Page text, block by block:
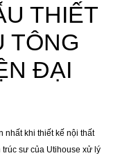
MÀU
TRẮNG
HIỆN
THIẾT
TÔNG
ĐẠI
nhất khi thiết kế nội thất
sư của Utihouse xử lý